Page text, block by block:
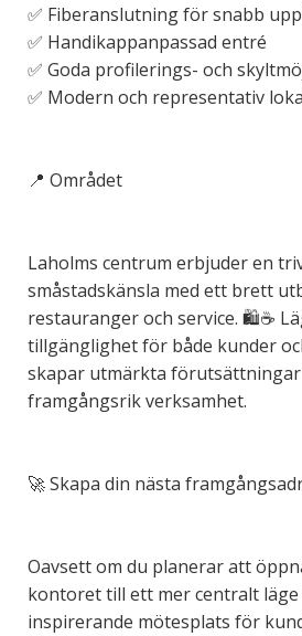
✅ Fiberanslutning för snabb
✅ Handikappanpassad entré
✅ Goda profilerings- och
✅ Modern och representativ
📍 Området
Laholms centrum erbjuder en
småstadskänsla med ett brett
restauranger och service. 🛍️☕
tillgänglighet för både kunder
skapar utmärkta
framgångsrik verksamhet.
🚀 Skapa din nästa
Oavsett om du planerar att
kontoret till ett mer centralt läge
inspirerande mötesplats för